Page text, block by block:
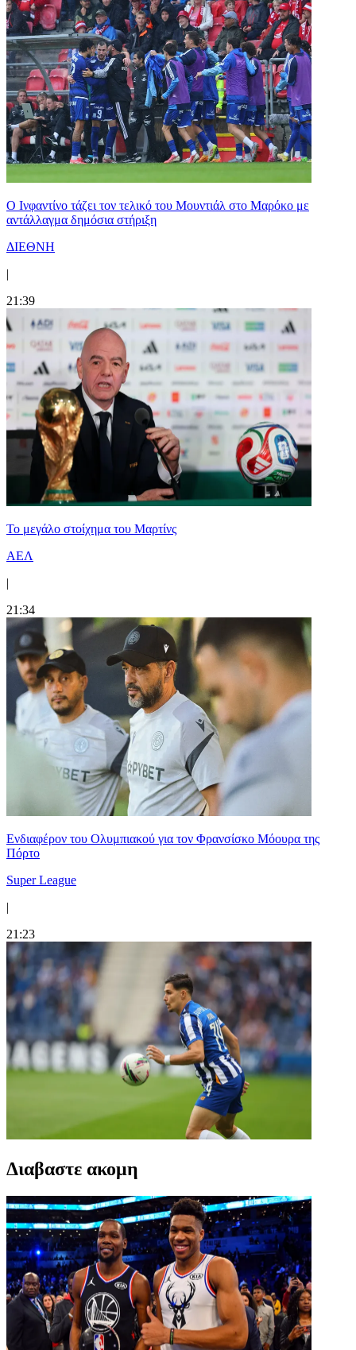
Ο Ινφαντίνο τάζει τον τελικό του Μουντιάλ στο Μαρόκο με
αντάλλαγμα δημόσια στήριξη
ΔΙΕΘΝΗ
|
21:39
Το μεγάλο στοίχημα του Μαρτίνς
ΑΕΛ
|
21:34
Ενδιαφέρον του Ολυμπιακού για τον Φρανσίσκο Μόουρα της
Πόρτο
Super League
|
21:23
Διαβαστε ακομη